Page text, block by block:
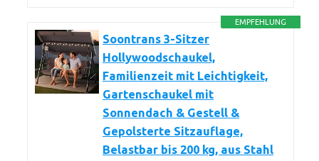
EMPFEHLUNG
Soontrans 3-Sitzer
Hollywoodschaukel,
Familienzeit mit Leichtigkeit,
Gartenschaukel mit
Sonnendach & Gestell &
Gepolsterte Sitzauflage,
Belastbar bis 200 kg, aus Stahl